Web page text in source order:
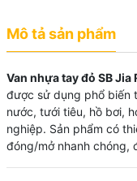
Mô tả sản phẩm
Van nhựa tay đỏ SB Jia
được sử dụng phổ biến
nước, tưới tiêu, hồ bơi,
nghiệp. Sản phẩm có
đóng/mở nhanh chóng,